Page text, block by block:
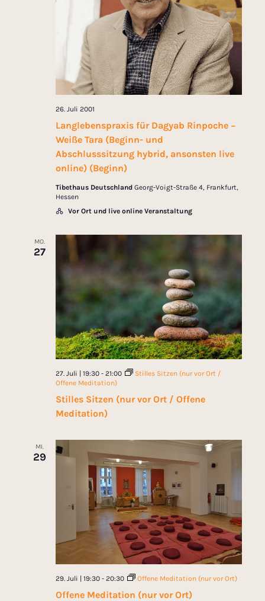
Langlebenspraxis für Dagyab Rinpoche −
Weiße Tara (Beginn- und
Abschlusssitzung hybrid, ansonsten live
online) (Beginn)
26. Juli 2001
Tibethaus Deutschland Georg-Voigt-Straße 4, Frankfurt,
Hessen
Vor Ort und live online Veranstaltung
MO.
27
Stilles Sitzen (nur vor Ort / Offene
Meditation)
27. Juli | 19:30- 21:00
Stilles Sitzen (nur vor Ort /
Offene Meditation)
MI.
29
Offene Meditation (nur vor Ort)
29. Juli | 19:30- 20:30 Offene Meditation (nur vor Ort)